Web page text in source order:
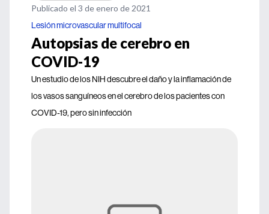
Publicado el 3 de enero de 2021
Lesión microvascular multifocal
Autopsias de cerebro en
COVID-19
Un estudio de los NIH descubre el daño y la inflamación de
los vasos sanguíneos en el cerebro de los pacientes con
COVID-19, pero sin infección